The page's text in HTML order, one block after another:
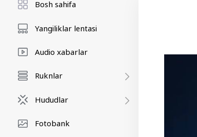
Bosh sahifa
Yangiliklar lentasi
Audio xabarlar
Ruknlar
Hududlar
Fotobank